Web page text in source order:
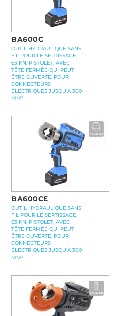
BA600C
OUTIL HYDRAULIQUE SANS
FIL POUR LE SERTISSAGE,
63 KN, PISTOLET, AVEC
TÊTE FERMÉE QUI PEUT
ÊTRE OUVERTE, POUR
CONNECTEURS
ÉLECTRIQUES JUSQU’À 300
MM²
BA600CE
OUTIL HYDRAULIQUE SANS
FIL POUR LE SERTISSAGE,
63 KN, PISTOLET, AVEC
TÊTE FERMÉE QUI PEUT
ÊTRE OUVERTE, POUR
CONNECTEURS
ÉLECTRIQUES JUSQU’À 300
MM²